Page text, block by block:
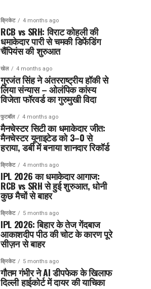
क्रिकेट 4 months ago
RCB vs SRH: विराट कोहली की
धमाकेदार पारी से चमकी डिफेंडिंग
चैंपियंस की शुरुआत
खेल 4 months ago
गुरजंत सिंह ने अंतरराष्ट्रीय हॉकी से
लिया संन्यास – ओलंपिक कांस्य
विजेता फॉरवर्ड का गुरुमुखी विदा
फुटबॉल 4 months ago
मैनचेस्टर सिटी का धमाकेदार जीत:
मैनचेस्टर यूनाइटेड को 3–0 से
हराया, डर्बी में बनाया शानदार रिकॉर्ड
क्रिकेट 4 months ago
IPL 2026 का धमाकेदार आगाज:
RCB vs SRH से हुई शुरुआत, धोनी
कुछ मैचों से बाहर
क्रिकेट 5 months ago
IPL 2026: बिहार के तेज गेंदबाज
आकाशदीप पीठ की चोट के कारण पूरे
सीज़न से बाहर
क्रिकेट 5 months ago
गौतम गंभीर ने AI डीपफेक के खिलाफ
दिल्ली हाईकोर्ट में दायर की याचिका